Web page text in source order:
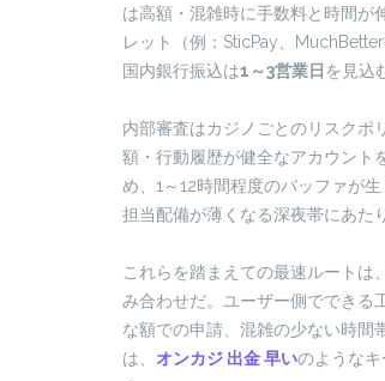
は高額・混雑時に手数料と時間が
レット（例：SticPay、
国内銀行振込は1～3営業日 を見込
内部審査はカジノごとのリスクポ
額・行動履歴が健全なアカウント
め、1～12時間程度のバッファが
担当配備が薄くなる深夜帯にあた
これらを踏まえての最速ルートは、
み合わせだ。ユーザー側でできる
な額での申請、混雑の少ない時間
は、 オンカジ 出金 早いのような